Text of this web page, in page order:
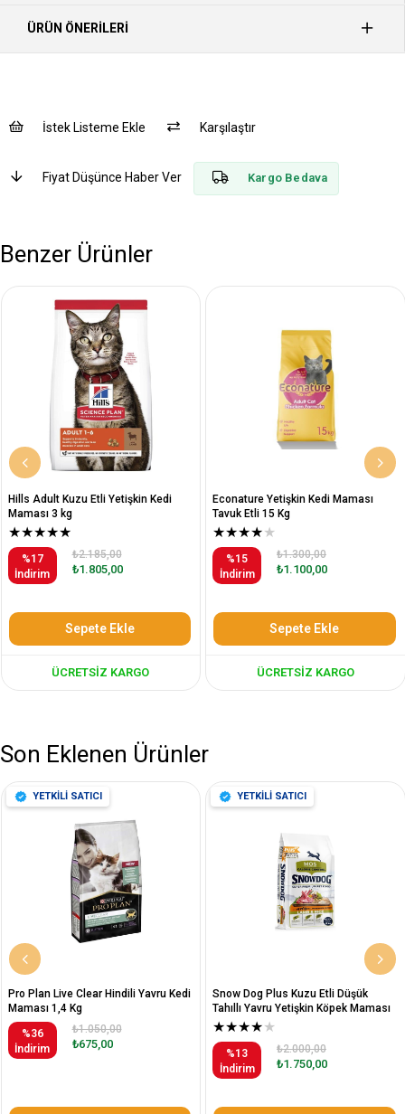
ÜRÜN ÖNERILERI
İstek Listeme Ekle Karşılaştır
Fiyat Düşünce Haber Ver Kargo Bedava
Benzer Ürünler
Hills Adult Kuzu Etli Yetişkin Kedi
Maması 3 kg
★★★★★
%17
İndirim
₺1.805,00
₺2.185,00
Sepete Ekle
ÜCRETSIZ KARGO
Econature Yetişkin Kedi Maması
Tavuk Etli 15 Kg
★★★★★
%15
İndirim
₺1.100,00
₺1.300,00
Sepete Ekle
ÜCRETSIZ KARGO
Son Eklenen Ürünler
Pro Plan Live Clear Hindili Yavru Kedi
Maması 1,4 Kg
%36
İndirim
₺675,00
₺1.050,00
YETKİLİ SATICI
Snow Dog Plus Kuzu Etli Düşük
Tahıllı Yavru Yetişkin Köpek Maması
12 Kg
★★★★★
%13
İndirim
₺1.750,00
₺2.000,00
YETKİLİ SATICI